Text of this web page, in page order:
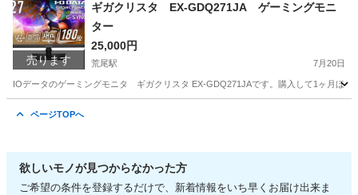
売ります
ギガクリスタ EX-GDQ271JA ゲーミングモニ
ター
25,000円
荒尾駅 7月20日
IOデータのゲーミングモニタ ギガクリスタ EX-GDQ271JAです。購入して1ヶ月ほ
ページTOPへ
欲しいモノが見つからなかった方
ご希望の条件を登録するだけで、新着情報をいち早くお届け出来ま